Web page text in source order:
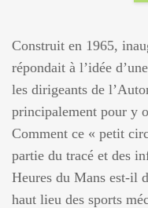
Construit en 1965,
répondait à l’idée
les dirigeants de
principalement pour y
Comment ce « petit
partie du tracé et des
Heures du Mans est-il
haut lieu des sports